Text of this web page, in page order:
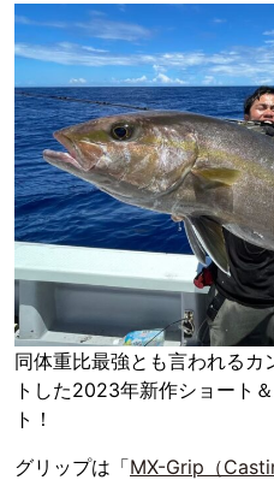
同体重比最強とも言われるカ
トした2023年新作ショート
ト！
グリップは「MX-Grip（